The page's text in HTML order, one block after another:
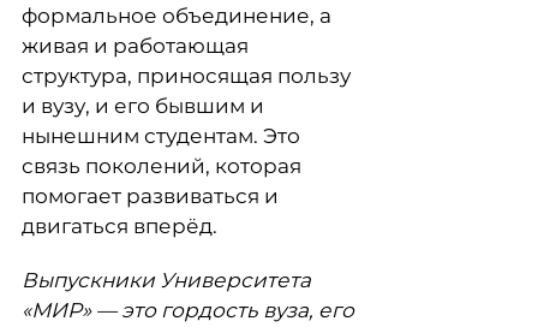
формальное объединение, а
живая и работающая
структура, приносящая пользу
и вузу, и его бывшим и
нынешним студентам. Это
связь поколений, которая
помогает развиваться и
двигаться вперёд.
Выпускники Университета
«МИР» — это гордость вуза, его